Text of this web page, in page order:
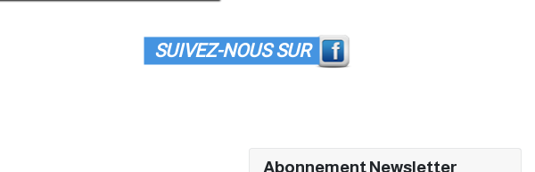
SUIVEZ-NOUS SUR
Abonnement Newsletter